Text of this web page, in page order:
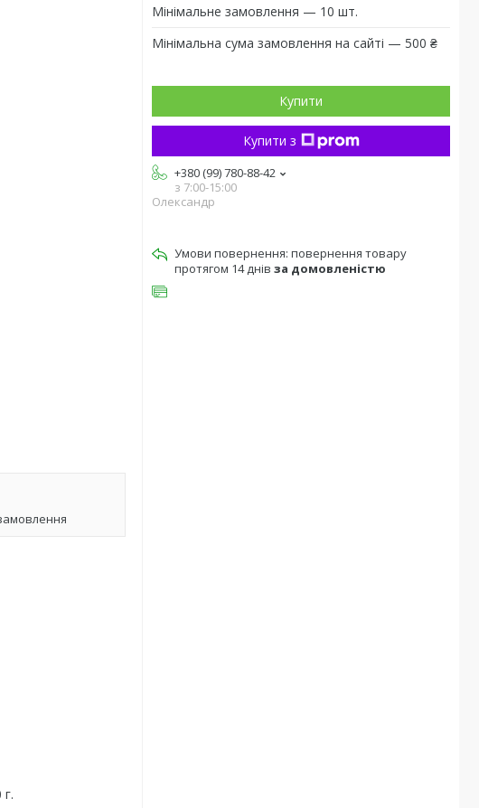
Мінімальне замовлення — 10 шт.
Мінімальна сума замовлення на сайті — 500 ₴
Купити
Купити з
+380 (99) 780-88-42
з 7:00-15:00
Олександр
повернення товару
протягом 14 днів за домовленістю